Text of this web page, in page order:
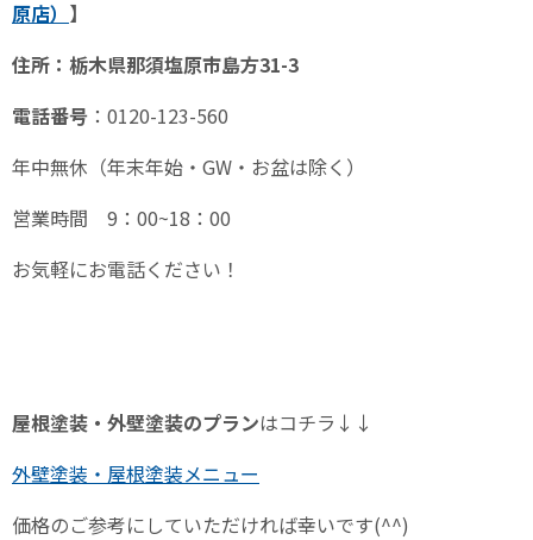
原店） 】
住所：栃木県那須塩原市島方31-3
電話番号 ： 0120-123-560
年中無休（年末年始・ GW ・お盆は除く）
営業時間 9 ： 00~18 ： 00
お気軽にお電話ください！
屋根塗装・外壁塗装のプランはコチラ↓↓
外壁塗装・屋根塗装メニュー
価格のご参考にしていただければ幸いです(^^)